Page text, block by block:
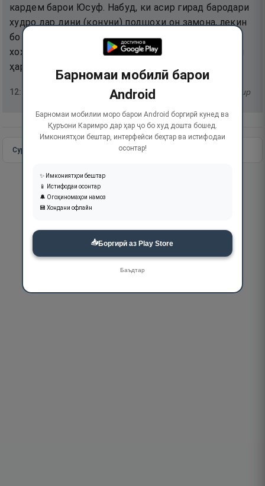
кардем барои Юсуф. Набуд, ки асир гирад бародари
худро дар дини (қонуни) подшоҳи он замона, лекин
бо хости Худо ӯро асир гирифт, ҳар касеро, ки
хоҳем, дар дараҷаҳо баланд мегардонем. Ва болои
ҳар соҳибилм доное ҳаст.
12: тафсир
Сураи пурра Идома додан
Барномаи мобилӣ барои
Android
Барномаи мобилии моро барои Android боргирӣ кунед ва
Қуръони Каримро дар ҳар ҷо бо худ дошта бошед.
Имкониятҳои бештар, интерфейси беҳтар ва истифодаи
осонтар!
✨ Имкониятҳои бештар
📱 Истифодаи осонтар
🔔 Огоҳиномаҳои намоз
💾 Хондани офлайн
📥Боргирӣ аз Play Store
Баъдтар